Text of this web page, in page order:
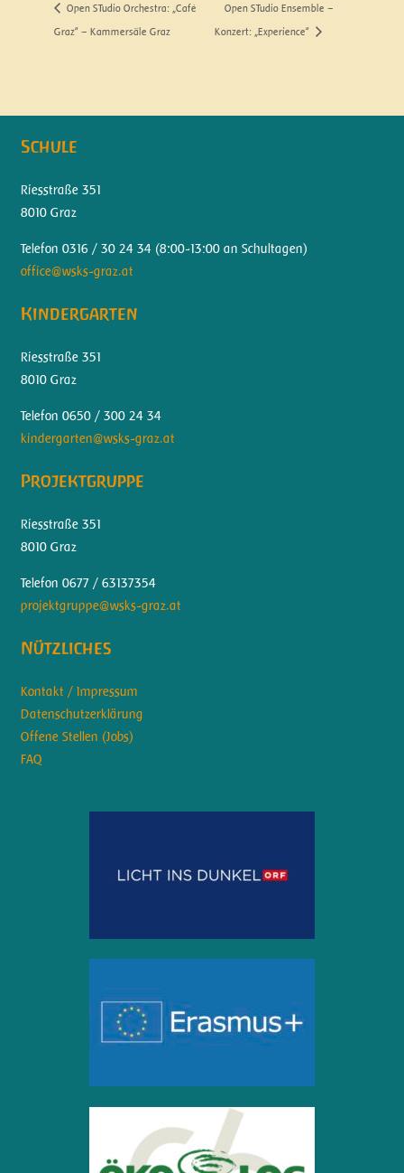
Open STudio Orchestra: „Café
Graz“ – Kammersäle Graz
Open STudio Ensemble –
Konzert: „Experience“
Schule
Riesstraße 351
8010 Graz
Telefon 0316 / 30 24 34 (8:00-13:00 an Schultagen)
office@wsks-graz.at
Kindergarten
Riesstraße 351
8010 Graz
Telefon 0650 / 300 24 34
kindergarten@wsks-graz.at
Projektgruppe
Riesstraße 351
8010 Graz
Telefon 0677 / 63137354
projektgruppe@wsks-graz.at
Nützliches
Kontakt / Impressum
Datenschutzerklärung
Offene Stellen (Jobs)
FAQ